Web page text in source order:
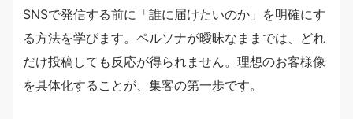
SNSで発信する前に「誰に届けたいのか」を明確にす
る方法を学びます。ペルソナが曖昧なままでは、どれ
だけ投稿しても反応が得られません。理想のお客様像
を具体化することが、集客の第一歩です。